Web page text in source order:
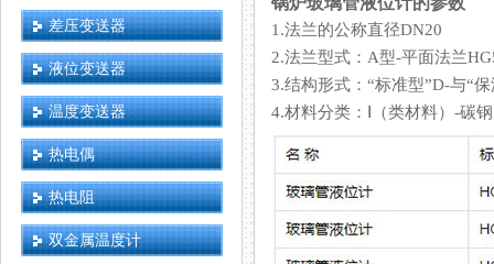
差压变送器
液位变送器
温度变送器
热电偶
热电阻
双金属温度计
1.法兰的公称直径DN20
2.法兰型式：A型-平面法兰
3.结构形式：“标准型”D-与“
4.材料分类：Ⅰ（类材料）-碳